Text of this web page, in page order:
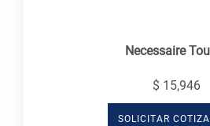
Necessaire
$ 15,946
SOLICITAR